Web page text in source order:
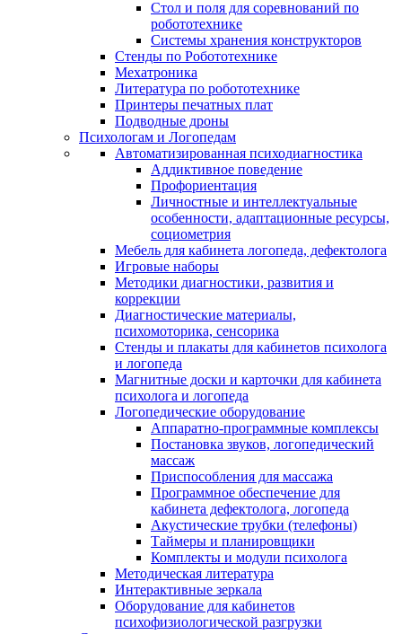
Стол и поля для соревнований по
робототехнике
Системы хранения конструкторов
Стенды по Робототехнике
Мехатроника
Литература по робототехнике
Принтеры печатных плат
Подводные дроны
Психологам и Логопедам
Автоматизированная психодиагностика
Аддиктивное поведение
Профориентация
Личностные и интеллектуальные
особенности, адаптационные ресурсы,
социометрия
Мебель для кабинета логопеда, дефектолога
Игровые наборы
Методики диагностики, развития и
коррекции
Диагностические материалы,
психомоторика, сенсорика
Стенды и плакаты для кабинетов психолога
и логопеда
Магнитные доски и карточки для кабинета
психолога и логопеда
Логопедические оборудование
Аппаратно-программные комплексы
Постановка звуков, логопедический
массаж
Приспособления для массажа
Программное обеспечение для
кабинета дефектолога, логопеда
Акустические трубки (телефоны)
Таймеры и планировщики
Комплекты и модули психолога
Методическая литература
Интерактивные зеркала
Оборудование для кабинетов
психофизиологической разгрузки